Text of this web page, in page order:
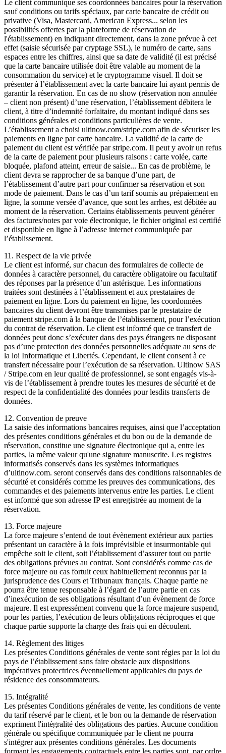
Le client communique ses coordonnées bancaires pour la réservation
sauf conditions ou tarifs spéciaux, par carte bancaire de crédit ou
privative (Visa, Mastercard, American Express... selon les
possibilités offertes par la plateforme de réservation de
l'établissement) en indiquant directement, dans la zone prévue à cet
effet (saisie sécurisée par cryptage SSL), le numéro de carte, sans
espaces entre les chiffres, ainsi que sa date de validité (il est précisé
que la carte bancaire utilisée doit être valable au moment de la
consommation du service) et le cryptogramme visuel. Il doit se
présenter à l’établissement avec la carte bancaire lui ayant permis de
garantir la réservation. En cas de no show (réservation non annulée
– client non présent) d’une réservation, l’établissement débitera le
client, à titre d’indemnité forfaitaire, du montant indiqué dans ses
conditions générales et conditions particulières de vente.
L’établissement a choisi ultinow.com/stripe.com afin de sécuriser les
paiements en ligne par carte bancaire. La validité de la carte de
paiement du client est vérifiée par stripe.com. Il peut y avoir un refus
de la carte de paiement pour plusieurs raisons : carte volée, carte
bloquée, plafond atteint, erreur de saisie... En cas de problème, le
client devra se rapprocher de sa banque d’une part, de
l’établissement d’autre part pour confirmer sa réservation et son
mode de paiement. Dans le cas d’un tarif soumis au prépaiement en
ligne, la somme versée d’avance, que sont les arrhes, est débitée au
moment de la réservation. Certains établissements peuvent générer
des factures/notes par voie électronique, le fichier original est certifié
et disponible en ligne à l’adresse internet communiquée par
l’établissement.
11. Respect de la vie privée
Le client est informé, sur chacun des formulaires de collecte de
données à caractère personnel, du caractère obligatoire ou facultatif
des réponses par la présence d’un astérisque. Les informations
traitées sont destinées à l’établissement et aux prestataires de
paiement en ligne. Lors du paiement en ligne, les coordonnées
bancaires du client devront être transmises par le prestataire de
paiement stripe.com à la banque de l’établissement, pour l’exécution
du contrat de réservation. Le client est informé que ce transfert de
données peut donc s’exécuter dans des pays étrangers ne disposant
pas d’une protection des données personnelles adéquate au sens de
la loi Informatique et Libertés. Cependant, le client consent à ce
transfert nécessaire pour l’exécution de sa réservation. Ultinow SAS
/ Stripe.com en leur qualité de professionnel, se sont engagés vis-à-
vis de l’établissement à prendre toutes les mesures de sécurité et de
respect de la confidentialité des données pour lesdits transferts de
données.
12. Convention de preuve
La saisie des informations bancaires requises, ainsi que l’acceptation
des présentes conditions générales et du bon ou de la demande de
réservation, constitue une signature électronique qui a, entre les
parties, la même valeur qu'une signature manuscrite. Les registres
informatisés conservés dans les systèmes informatiques
d’ultinow.com. seront conservés dans des conditions raisonnables de
sécurité et considérés comme les preuves des communications, des
commandes et des paiements intervenus entre les parties. Le client
est informé que son adresse IP est enregistrée au moment de la
réservation.
13. Force majeure
La force majeure s’entend de tout évènement extérieur aux parties
présentant un caractère à la fois imprévisible et insurmontable qui
empêche soit le client, soit l’établissement d’assurer tout ou partie
des obligations prévues au contrat. Sont considérés comme cas de
force majeure ou cas fortuit ceux habituellement reconnus par la
jurisprudence des Cours et Tribunaux français. Chaque partie ne
pourra être tenue responsable à l’égard de l’autre partie en cas
d’inexécution de ses obligations résultant d’un évènement de force
majeure. Il est expressément convenu que la force majeure suspend,
pour les parties, l’exécution de leurs obligations réciproques et que
chaque partie supporte la charge des frais qui en découlent.
14. Règlement des litiges
Les présentes Conditions générales de vente sont régies par la loi du
pays de l’établissement sans faire obstacle aux dispositions
impératives protectrices éventuellement applicables du pays de
résidence des consommateurs.
15. Intégralité
Les présentes Conditions générales de vente, les conditions de vente
du tarif réservé par le client, et le bon ou la demande de réservation
expriment l'intégralité des obligations des parties. Aucune condition
générale ou spécifique communiquée par le client ne pourra
s'intégrer aux présentes conditions générales. Les documents